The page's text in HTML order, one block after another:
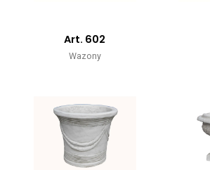
Art. 602
Wazony